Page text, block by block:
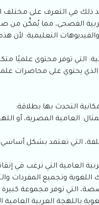
ذلك في التعرف على
الفصحى، مما يُمكِّن من
والفيديوهات التعليمية:
التي توفر محتوى علميًا
يحتوي على محاضرات
التحدث بها بطلاقة:
العامية المصرية، أو
التي تعتمد بشكل
العامية التي ترغب في
وتجميع المفردات
التي توفر مجموعة
باللهجة العربية العامية